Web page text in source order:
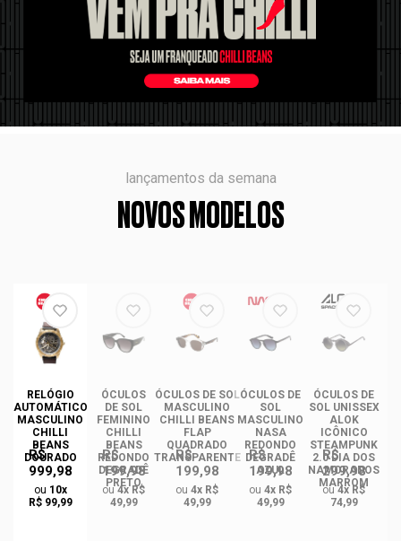
lançamentos da semana
NOVOS MODELOS
RELÓGIO
AUTOMÁTICO
MASCULINO
CHILLI
BEANS
DOURADO
R$
999,98
ou 10x
R$ 99,99
ÓCULOS
DE SOL
FEMININO
CHILLI
BEANS
REDONDO
DEGRADÊ
PRETO
R$
199,98
ou4x R$
49,99
ÓCULOS DE SOL
MASCULINO
CHILLI BEANS
FLAP
QUADRADO
TRANSPARENTE
R$
199,98
ou 4x R$
49,99
ÓCULOS DE
SOL
MASCULINO
NASA
REDONDO
DEGRADÊ
AZUL
R$
199,98
ou 4x R$
49,99
ÓCULOS DE
SOL UNISSEX
ALOK
ICÔNICO
STEAMPUNK
2.0 DIA DOS
NAMORADOS
MARROM
R$
299,98
ou4x R$
74,99